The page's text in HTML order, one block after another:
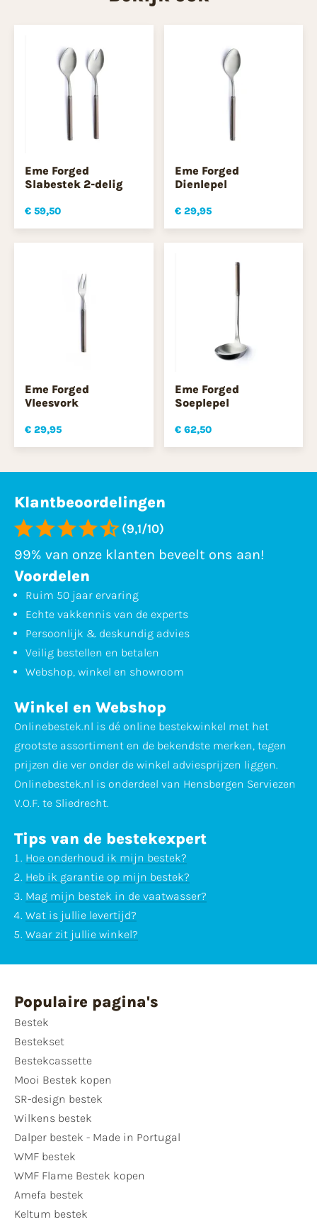
Eme Forged
Slabestek 2-delig
€ 59,50
Eme Forged
Dienlepel
€ 29,95
Eme Forged
Vleesvork
€ 29,95
Eme Forged
Soeplepel
€ 62,50
Klantbeoordelingen
(9,1/10)
99% van onze klanten beveelt ons aan!
Voordelen
Ruim 50 jaar ervaring
Echte vakkennis van de experts
Persoonlijk & deskundig advies
Veilig bestellen en betalen
Webshop, winkel en showroom
Winkel en Webshop
Onlinebestek.nl is dé online bestekwinkel met het
grootste assortiment en de bekendste merken, tegen
prijzen die ver onder de winkel adviesprijzen liggen.
Onlinebestek.nl is onderdeel van Hensbergen Serviezen
V.O.F. te Sliedrecht.
Tips van de bestekexpert
Hoe onderhoud ik mijn bestek?
Heb ik garantie op mijn bestek?
Mag mijn bestek in de vaatwasser?
Wat is jullie levertijd?
Waar zit jullie winkel?
Populaire pagina's
Bestek
Bestekset
Bestekcassette
Mooi Bestek kopen
SR-design bestek
Wilkens bestek
Dalper bestek - Made in Portugal
WMF bestek
WMF Flame Bestek kopen
Amefa bestek
Keltum bestek